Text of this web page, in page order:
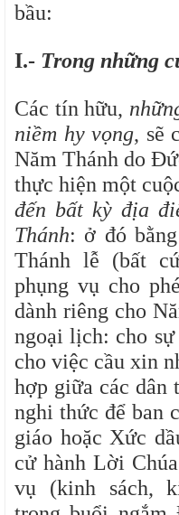
bầu:
I.- Trong những
Các tín hữu,
niềm hy vọng, sẽ
Năm Thánh do
thực hiện một
đến bất kỳ địa
Thánh: ở đó
Thánh lễ (bất
phụng vụ cho
dành riêng cho
ngoại lịch: cho
cho việc cầu xin
hợp giữa các dân
nghi thức để ban
giáo hoặc Xức
cử hành Lời
vụ (kinh sách,